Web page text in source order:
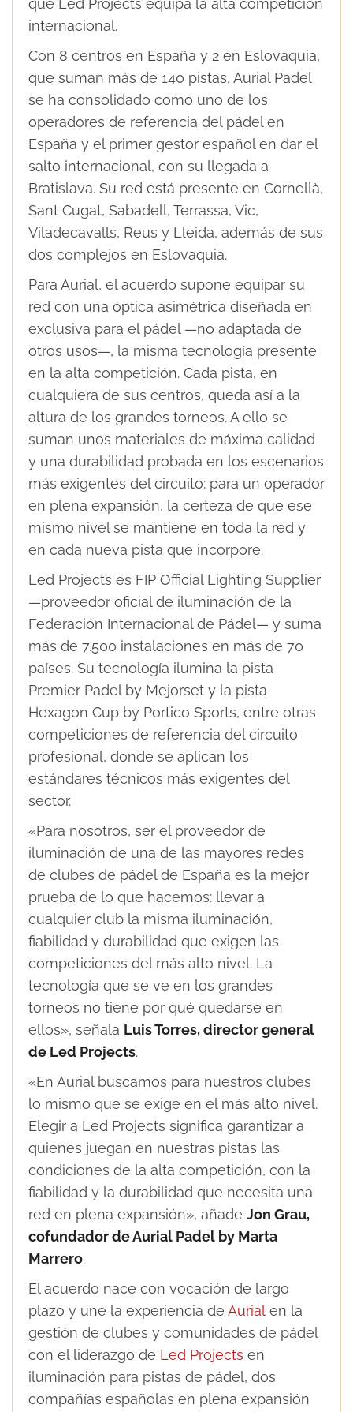
internacional.
Con 8 centros en España y 2 en Eslovaquia,
que suman más de 140 pistas, Aurial Padel
se ha consolidado como uno de los
operadores de referencia del pádel en
España y el primer gestor español en dar el
salto internacional, con su llegada a
Bratislava. Su red está presente en Cornellà,
Sant Cugat, Sabadell, Terrassa, Vic,
Viladecavalls, Reus y Lleida, además de sus
dos complejos en Eslovaquia.
Para Aurial, el acuerdo supone equipar su
red con una óptica asimétrica diseñada en
exclusiva para el pádel —no adaptada de
otros usos—, la misma tecnología presente
en la alta competición. Cada pista, en
cualquiera de sus centros, queda así a la
altura de los grandes torneos. A ello se
suman unos materiales de máxima calidad
y una durabilidad probada en los escenarios
más exigentes del circuito: para un operador
en plena expansión, la certeza de que ese
mismo nivel se mantiene en toda la red y
en cada nueva pista que incorpore.
Led Projects es FIP Official Lighting Supplier
—proveedor oficial de iluminación de la
Federación Internacional de Pádel— y suma
más de 7.500 instalaciones en más de 70
países. Su tecnología ilumina la pista
Premier Padel by Mejorset y la pista
Hexagon Cup by Portico Sports, entre otras
competiciones de referencia del circuito
profesional, donde se aplican los
estándares técnicos más exigentes del
sector.
«Para nosotros, ser el proveedor de
iluminación de una de las mayores redes
de clubes de pádel de España es la mejor
prueba de lo que hacemos: llevar a
cualquier club la misma iluminación,
fiabilidad y durabilidad que exigen las
competiciones del más alto nivel. La
tecnología que se ve en los grandes
torneos no tiene por qué quedarse en
ellos», señala Luis Torres, director general
de Led Projects.
«En Aurial buscamos para nuestros clubes
lo mismo que se exige en el más alto nivel.
Elegir a Led Projects significa garantizar a
quienes juegan en nuestras pistas las
condiciones de la alta competición, con la
fiabilidad y la durabilidad que necesita una
red en plena expansión», añade Jon Grau,
cofundador de Aurial Padel by Marta
Marrero.
El acuerdo nace con vocación de largo
plazo y une la experiencia de Aurial en la
gestión de clubes y comunidades de pádel
con el liderazgo de Led Projects en
iluminación para pistas de pádel, dos
compañías españolas en plena expansión